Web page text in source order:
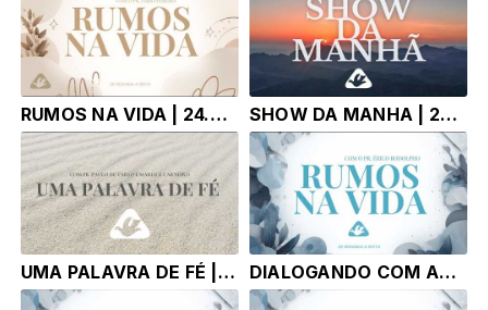
RUMOS NA VIDA | 24.07.26 | Pr. Fábio Pereira e Sebastião Neves SHOW DA MANHA | 24.07.26 | TONY CORREA
UMA PALAVRA DE FÉ | 23.07.26 | Pr. Paulo de Tarso e Marlice Carneiro DIALOGANDO COM AS ESCRITURAS | 23.07.26 | Pr Robson Pereira